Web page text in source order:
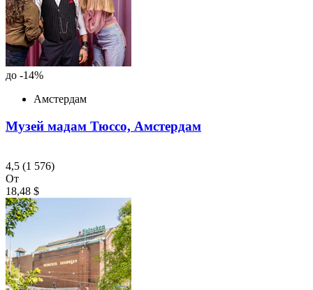
до -14%
Амстердам
Музей мадам Тюссо, Амстердам
4,5 (1 576)
От
18,48 $